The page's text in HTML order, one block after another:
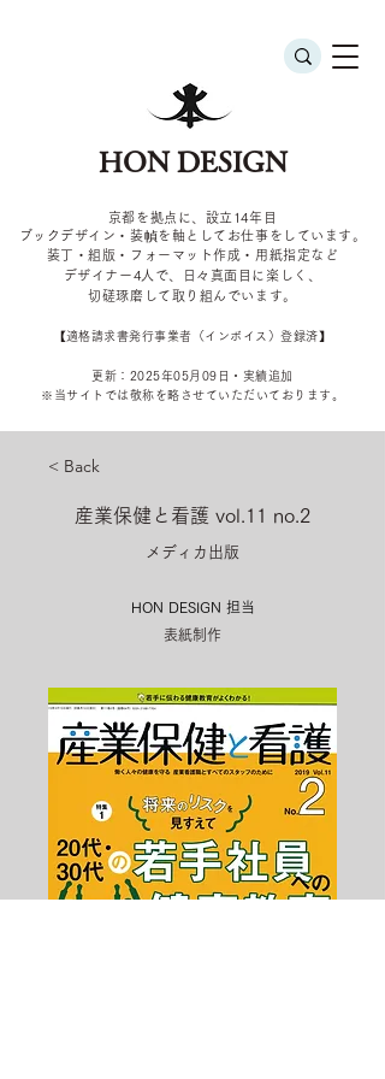
HON DESIGN
京都を拠点に、設立14年目
ブックデザイン・装幀を軸としてお仕事をしています。
装丁・組版・フォーマット作成・用紙指定など
デザイナー4 人で、日々真面目に楽しく、
切磋琢磨して取り組んでいます。
​【適格請求書発行事業者（インボイス）登録済】
更新：2025年05 月09 日・実績追加
​※当サイトでは敬称を 略させていただいております。
< Back
産業保健と看護 vol.11 no.2
メディカ出版
HON DESIGN​ 担当
表紙制作